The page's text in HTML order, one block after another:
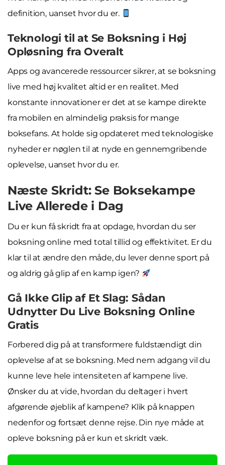
definition, uanset hvor du er.
Teknologi til at Se Boksning i Høj
Opløsning fra Overalt
Apps og avancerede ressourcer sikrer, at se boksning
live med høj kvalitet altid er en realitet. Med
konstante innovationer er det at se kampe direkte
fra mobilen en almindelig praksis for mange
boksefans. At holde sig opdateret med teknologiske
nyheder er nøglen til at nyde en gennemgribende
oplevelse, uanset hvor du er.
Næste Skridt: Se Boksekampe
Live Allerede i Dag
Du er kun få skridt fra at opdage, hvordan du ser
boksning online med total tillid og effektivitet. Er du
klar til at ændre den måde, du lever denne sport på
og aldrig gå glip af en kamp igen?
Gå Ikke Glip af Et Slag: Sådan
Udnytter Du Live Boksning Online
Gratis
Forbered dig på at transformere fuldstændigt din
oplevelse af at se boksning. Med nem adgang vil du
kunne leve hele intensiteten af kampene live.
Ønsker du at vide, hvordan du deltager i hvert
afgørende øjeblik af kampene? Klik på knappen
nedenfor og fortsæt denne rejse. Din nye måde at
opleve boksning på er kun et skridt væk.